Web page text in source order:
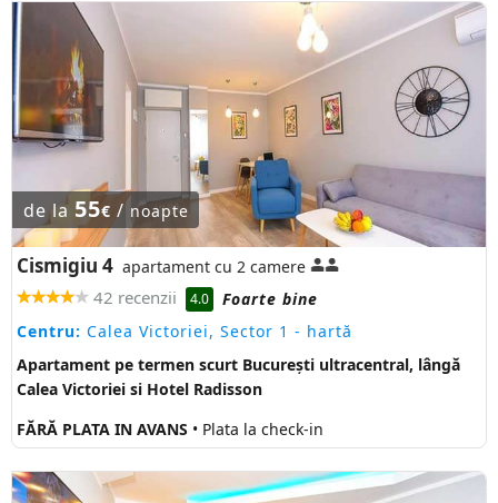
de la 55€ / noapte
Cismigiu 4 apartament cu 2 camere
42 recenzii 4.0
Foarte bine
Centru: Calea Victoriei, Sector 1 - hartă
Apartament pe termen scurt București ultracentral, lângă
Calea Victoriei si Hotel Radisson
FĂRĂ PLATA IN AVANS • Plata la check-in